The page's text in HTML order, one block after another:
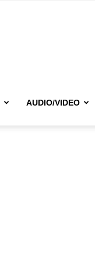
AUDIO/VIDEO